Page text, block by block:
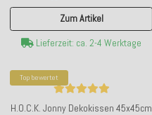
Zum Artikel
Lieferzeit: ca. 2-4 Werktage
Top bewertet
H.O.C.K. Jonny Dekokissen 45x45cm